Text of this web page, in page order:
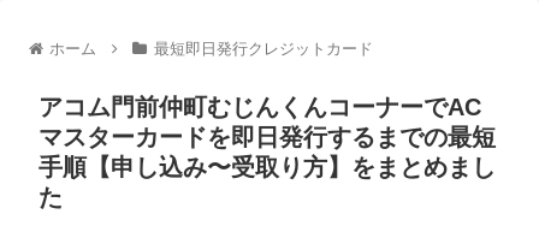
ホーム 最短即日発行クレジットカード
アコム門前仲町むじんくんコーナーでAC
マスターカードを即日発行するまでの最短
手順【申し込み〜受取り方】をまとめまし
た